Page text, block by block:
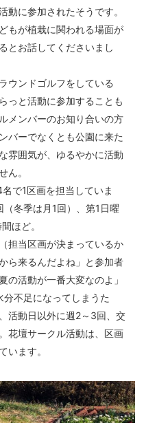
動に参加されたそうです。
もが植栽に関われる場面が
とお話してくださいまし
ウンドゴルフをしている
っと活動に参加することも
メンバーのお知り合いの方
バーでなくとも公園に来た
雰囲気が、ゆるやかに活動
ん。
で1区画を担当していま
冬季は月1回）、第1日曜
ほど。
担当区画が決まっているか
ら来るんだよね」と参加者
の活動が一番大変なのよ」
不足になってしまうた
活動日以外に週2～3回、交
花壇サークル活動は、区画
います。